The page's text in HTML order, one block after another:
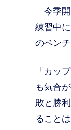
今季開
練習中
のベン
「カッ
も気合
敗と勝
ること